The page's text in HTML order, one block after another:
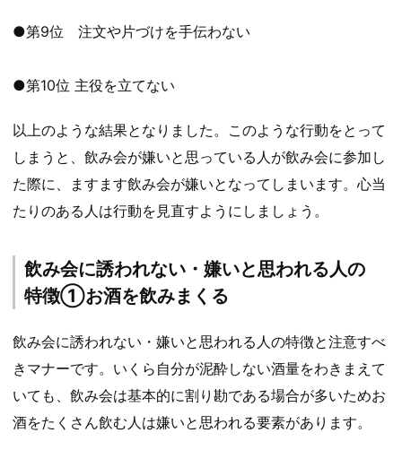
●第9位 注文や片づけを手伝わない
●第10位 主役を立てない
以上のような結果となりました。このような行動をとって
しまうと、飲み会が嫌いと思っている人が飲み会に参加し
た際に、ますます飲み会が嫌いとなってしまいます。心当
たりのある人は行動を見直すようにしましょう。
飲み会に誘われない・嫌いと思われる人の
特徴①お酒を飲みまくる
飲み会に誘われない・嫌いと思われる人の特徴と注意すべ
きマナーです。いくら自分が泥酔しない酒量をわきまえて
いても、飲み会は基本的に割り勘である場合が多いためお
酒をたくさん飲む人は嫌いと思われる要素があります。